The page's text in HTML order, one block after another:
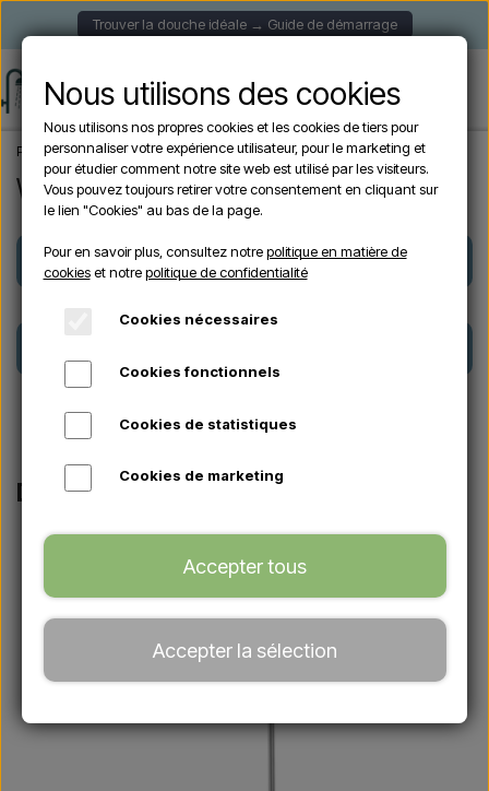
Trouver la douche idéale → Guide de démarrage
Page d'accueil Webshop
Webshop
Cabine de douche Douche de Jardin
Douches murales
Nous utilisons des cookies
Nous utilisons nos propres cookies et les cookies de tiers pour
personnaliser votre expérience utilisateur, pour le marketing et
pour étudier comment notre site web est utilisé par les visiteurs.
Vous pouvez toujours retirer votre consentement en cliquant sur
le lien "Cookies" au bas de la page.
Pour en savoir plus, consultez notrepolitique en matière de
cookieset notrepolitique de confidentialité
Cookies nécessaires
Cookies fonctionnels
Cookies de statistiques
Cookies de marketing
Accepter tous
Accepter la sélection